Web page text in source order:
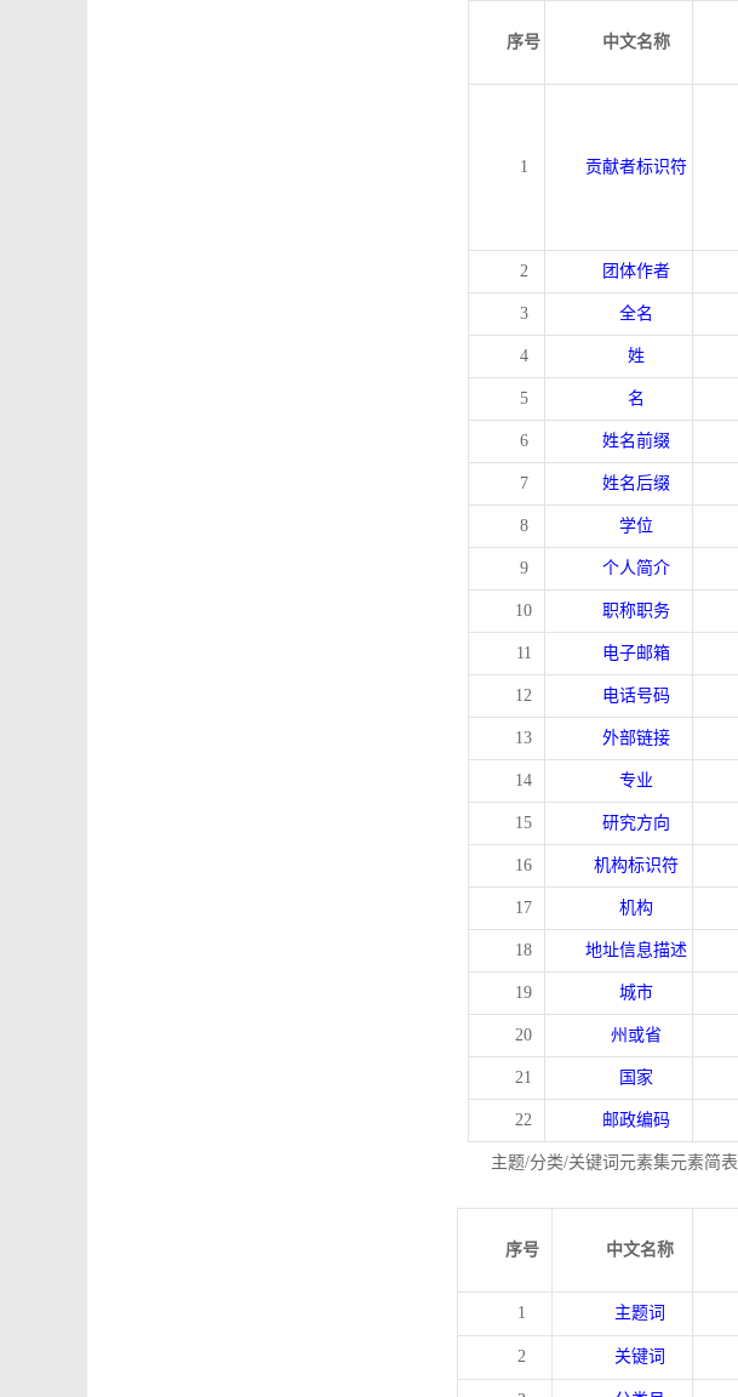
序号 中文名称
1 贡献者标识符
2 团体作者
3 全名
4 姓
5 名
6 姓名前缀
7 姓名后缀
8 学位
9 个人简介
10 职称职务
11 电子邮箱
12 电话号码
13 外部链接
14 专业
15 研究方向
16 机构标识符
17 机构
18 地址信息描述
19 城市
20 州或省
21 国家
22 邮政编码
主题/分类/关键词元素集元素简表
序号 中文名称
1 主题词
2 关键词